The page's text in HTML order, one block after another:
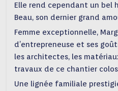
Elle rend cependant un bel
Beau, son dernier grand
Femme exceptionnelle,
d’entrepreneuse et ses
les architectes, les
travaux de ce chantier
Une lignée familiale